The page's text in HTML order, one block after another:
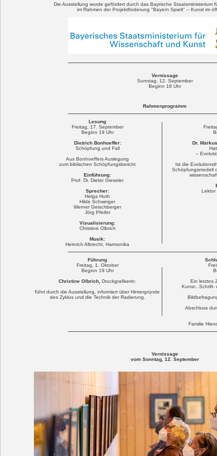
Die Ausstellung wurde gefördert durch das Bayrische Staatsministerium
im Rahmen der Projektförderung "Bayern Spielt" – Kunst im
Vernissage
Sonntag, 12. September
Beginn 18 Uhr
Rahmenprogramm
Lesung
Freitag, 17. September
Beginn 19 Uhr
Dietrich Bonhoeffer:
Schöpfung und Fall
Aus Bonhoeffers Auslegung
zum biblischen Schöpfungsbericht
Einführung:
Prof. Dr. Dieter Gieseler
Sprecher:
Helga Huth
Hilde Schweiger
Werner Geischberger
Jörg Pfeifer
Visualisierung:
Christine Olbrich
Musik:
Heinrich Albrecht, Harmonika
Dr.
–
Ist die
Schöpfungsmodell
Lektor
Führung
Freitag, 1. Oktober
Beginn 19 Uhr
Christine Olbrich, Druckgrafikerin:
führt durch die Ausstellung, informiert über Hintergründe
des Zyklus und die Technik der Radierung.
Ein letztes
Kunst-, Schrift-
Abschluss
Familie
Vernissage
vom Sonntag, 12. September